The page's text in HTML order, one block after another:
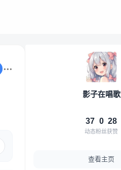
影子在唱歌
37
动态
0
粉丝
28
获赞
查看主页